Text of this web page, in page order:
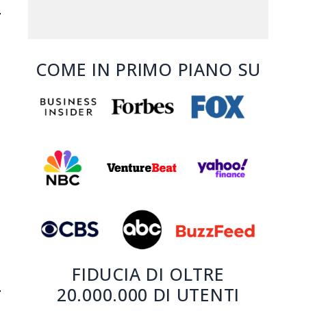
COME IN PRIMO PIANO SU
FIDUCIA DI OLTRE
20.000.000 DI UTENTI